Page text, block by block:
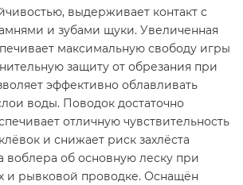
выдерживает контакт с
и зубами щуки. Увеличенная
максимальную свободу игры
защиту от обрезания при
эффективно облавливать
воды. Поводок достаточно
отличную чувствительность
и снижает риск захлёста
воблера об основную леску при
и рывковой проводке. Оснащён